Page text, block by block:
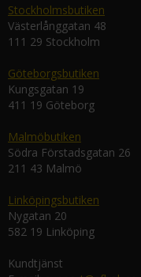
Stockholmsbutiken
Västerlånggatan 48
111 29 Stockholm
Göteborgsbutiken
Kungsgatan 19
411 19 Göteborg
Malmöbutiken
Södra Förstadsgatan 26
211 43 Malmö
Linköpingsbutiken
Nygatan 20
582 19 Linköping
Kundtjänst